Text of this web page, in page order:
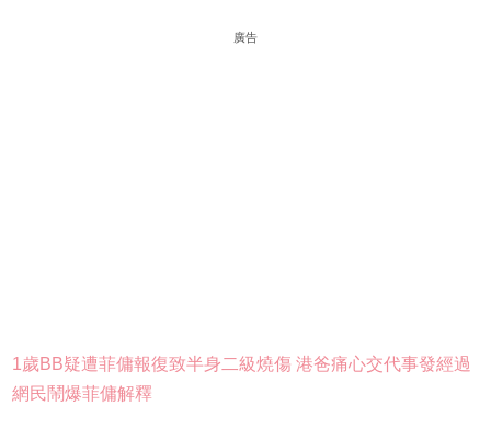
廣告
1歲BB疑遭菲傭報復致半身二級燒傷 港爸痛心交代事發經過
網民鬧爆菲傭解釋